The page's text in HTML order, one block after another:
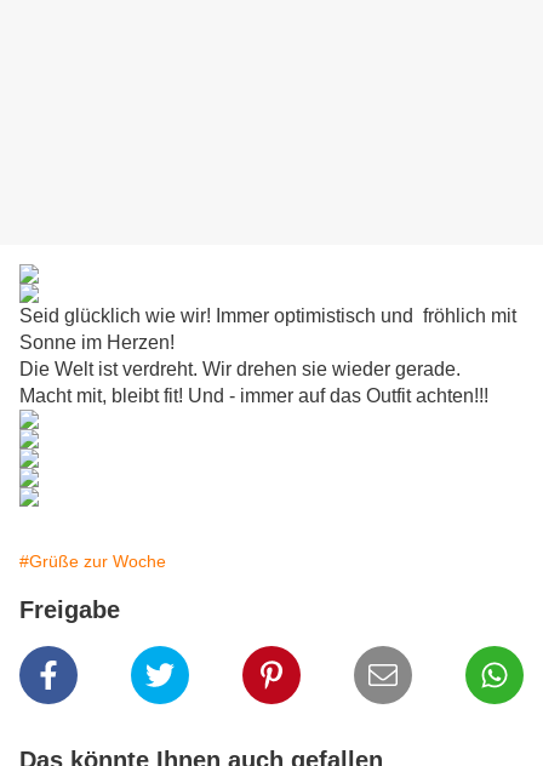
Seid glücklich wie wir! Immer optimistisch und fröhlich mit
Sonne im Herzen!
Die Welt ist verdreht. Wir drehen sie wieder gerade.
Macht mit, bleibt fit! Und - immer auf das Outfit achten!!!
#Grüße zur Woche
Freigabe
Das könnte Ihnen auch gefallen